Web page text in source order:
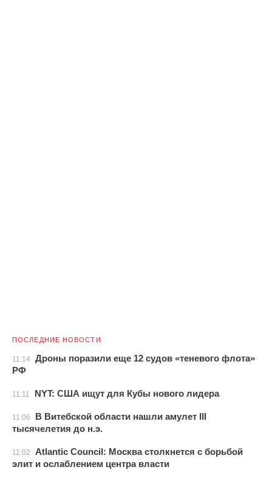
ПОСЛЕДНИЕ НОВОСТИ
11:14 Дроны поразили еще 12 судов «теневого флота»
РФ
11:11 NYT: США ищут для Кубы нового лидера
11:06
В Витебской области нашли амулет III
тысячелетия до н.э.
11:02
Atlantic Council: Москва столкнется с борьбой
элит и ослаблением центра власти